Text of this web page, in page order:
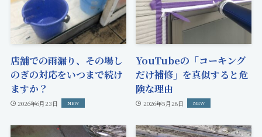
店舗での雨漏り、その場し
のぎの対応をいつまで続け
ますか？
2026年6月23日
YouTubeの「コーキング
だけ補修」を真似すると危
険な理由
2026年5月28日